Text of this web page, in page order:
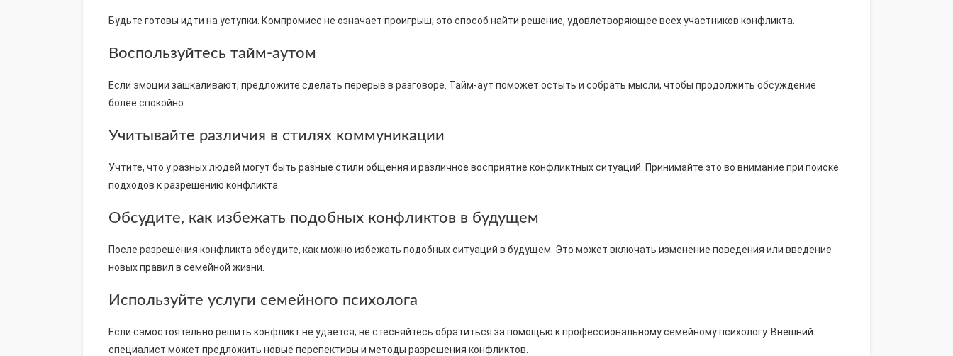
Будьте готовы идти на уступки. Компромисс не означает проигрыш; это способ найти решение, удовлетворяющее всех участников конфликта.
Воспользуйтесь тайм-аутом
Если эмоции зашкаливают, предложите сделать перерыв в разговоре. Тайм-аут поможет остыть и собрать мысли, чтобы продолжить обсуждение
более спокойно.
Учитывайте различия в стилях коммуникации
Учтите, что у разных людей могут быть разные стили общения и различное восприятие конфликтных ситуаций. Принимайте это во внимание при поиске
подходов к разрешению конфликта.
Обсудите, как избежать подобных конфликтов в будущем
После разрешения конфликта обсудите, как можно избежать подобных ситуаций в будущем. Это может включать изменение поведения или введение
новых правил в семейной жизни.
Используйте услуги семейного психолога
Если самостоятельно решить конфликт не удается, не стесняйтесь обратиться за помощью к профессиональному семейному психологу. Внешний
специалист может предложить новые перспективы и методы разрешения конфликтов.